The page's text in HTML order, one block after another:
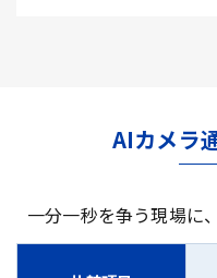
AIカメラ
一分一秒を争う現場に